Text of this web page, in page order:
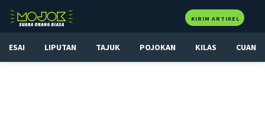
KIRIM ARTIKEL
ESAI LIPUTAN TAJUK POJOKAN KILAS CUAN